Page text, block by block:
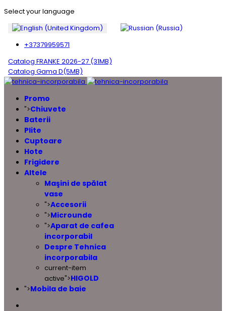
Select your language
+37379959571
Catalog FRANKE 2026-27 (31MB)
Catalog Gama D(5MB)
Promo
">Chiuvete
Baterii
Plite
Cuptoare
Hote
Frigidere
Altele
Maşini de spălat
vase
">Accesorii
">Microunde
">Aparat de cafea
incorporabil
Despre Tehnica
incorporabila
current-item
active">HIGOLD
">Mobila de baie